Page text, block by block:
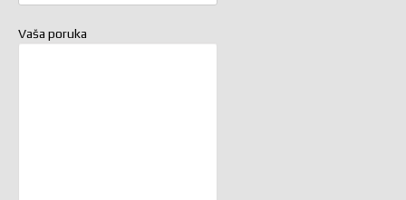
Vaša poruka